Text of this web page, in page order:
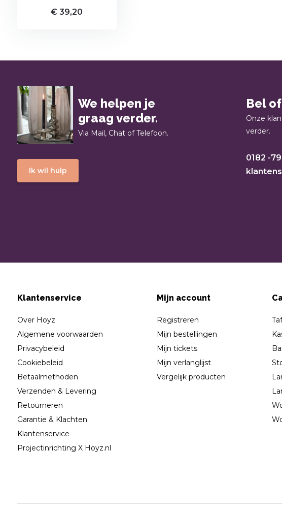
€ 39,20
We helpen je
graag verder.
Via Mail, Chat of Telefoon.
Ik wil hulp
Bel
Onze
verder.
0182 -
Klantenservice
Over Hoyz
Algemene voorwaarden
Privacybeleid
Cookiebeleid
Betaalmethoden
Verzenden & Levering
Retourneren
Garantie & Klachten
Klantenservice
Projectinrichting X Hoyz.nl
Mijn account
Registreren
Mijn bestellingen
Mijn tickets
Mijn verlanglijst
Vergelijk producten